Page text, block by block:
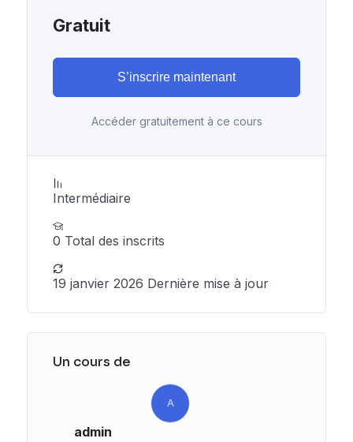
Gratuit
S’inscrire maintenant
Accéder gratuitement à ce cours
Intermédiaire
0 Total des inscrits
19 janvier 2026 Dernière mise à jour
Un cours de
A
admin